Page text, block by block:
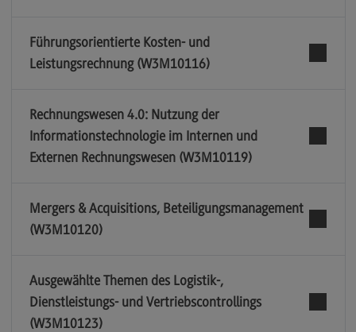
Führungsorientierte Kosten- und
Leistungsrechnung (W3M10116)
Rechnungswesen 4.0: Nutzung der
Informationstechnologie im Internen und
Externen Rechnungswesen (W3M10119)
Mergers & Acquisitions, Beteiligungsmanagement
(W3M10120)
Ausgewählte Themen des Logistik-,
Dienstleistungs- und Vertriebscontrollings
(W3M10123)